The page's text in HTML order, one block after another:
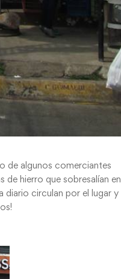
de algunos comerciantes
de hierro que sobresalían en
diario circulan por el lugar y